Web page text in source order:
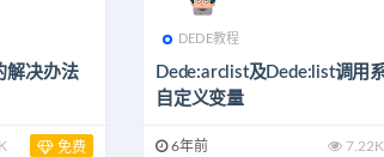
解决办法
免费
DEDE教程
Dede:arclist及Dede:list调用
自定义变量
6年前 7.22K